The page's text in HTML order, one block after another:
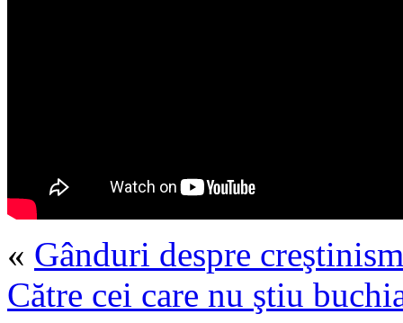
« Gânduri despre
Către cei care nu ştiu